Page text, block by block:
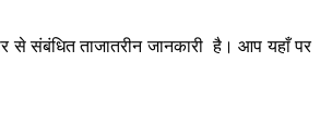
से संबंधित ताजातरीन जानकारी है। आप यहाँ पर